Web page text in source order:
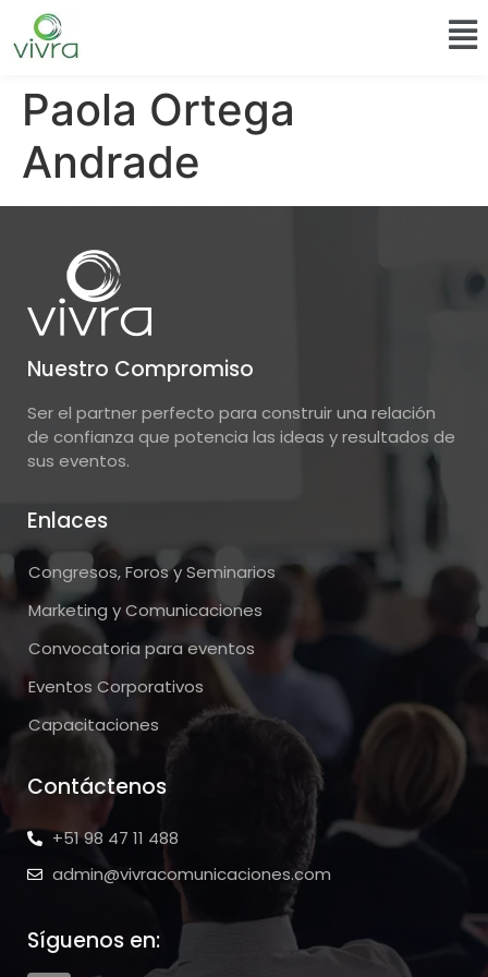
Paola Ortega
Andrade
Nuestro Compromiso
Ser el partner perfecto para construir una relación
de confianza que potencia las ideas y resultados de
sus eventos.
Enlaces
Congresos, Foros y Seminarios
Marketing y Comunicaciones
Convocatoria para eventos
Eventos Corporativos
Capacitaciones
Contáctenos
+51 98 47 11 488
admin@vivracomunicaciones.com
Síguenos en: